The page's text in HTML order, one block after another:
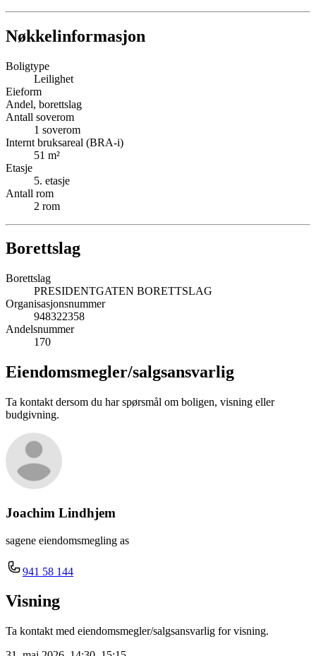
Nøkkelinformasjon
Boligtype
Leilighet
Eieform
Andel, borettslag
Antall soverom
1 soverom
Internt bruksareal (BRA-i)
51 m²
Etasje
5. etasje
Antall rom
2 rom
Borettslag
Borettslag
PRESIDENTGATEN BORETTSLAG
Organisasjonsnummer
948322358
Andelsnummer
170
Eiendomsmegler/salgsansvarlig
Ta kontakt dersom du har spørsmål om boligen, visning eller
budgivning.
Joachim Lindhjem
sagene eiendomsmegling as
941 58 144
Visning
Ta kontakt med eiendomsmegler/salgsansvarlig for visning.